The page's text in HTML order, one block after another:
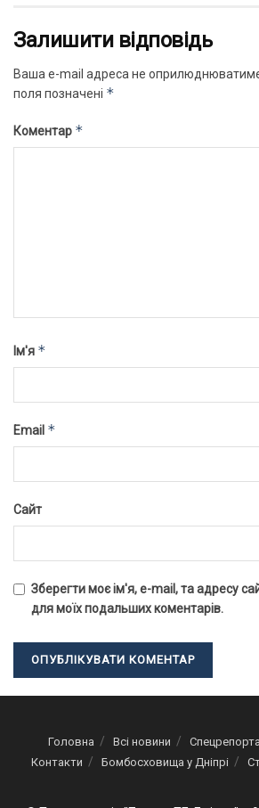
Залишити відповідь
Ваша e-mail адреса не
поля позначені *
Коментар *
Ім'я *
Email *
Сайт
Зберегти моє ім'я, e-mail, та адресу
для моїх подальших коментарів.
Головна Всі новини
Контакти
Бомбосховища у Дніпрі